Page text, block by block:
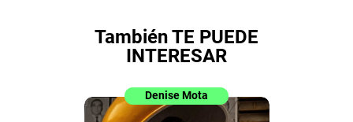
También TE PUEDE
INTERESAR
Denise Mota